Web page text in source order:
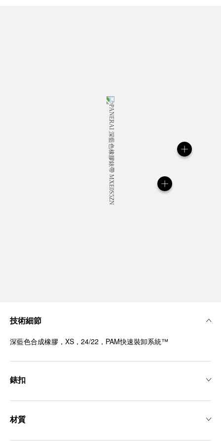
技術細節
深藍色合成橡膠，XS，24/22，PAM快速裝卸系統™
錶扣
材質